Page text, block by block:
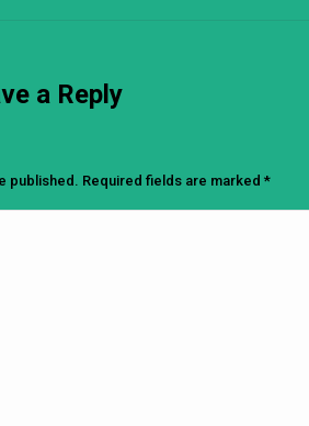
a Reply
published. Required fields are marked *